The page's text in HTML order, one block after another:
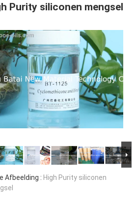
Purity siliconen mengsel
Afbeelding : High Purity siliconen